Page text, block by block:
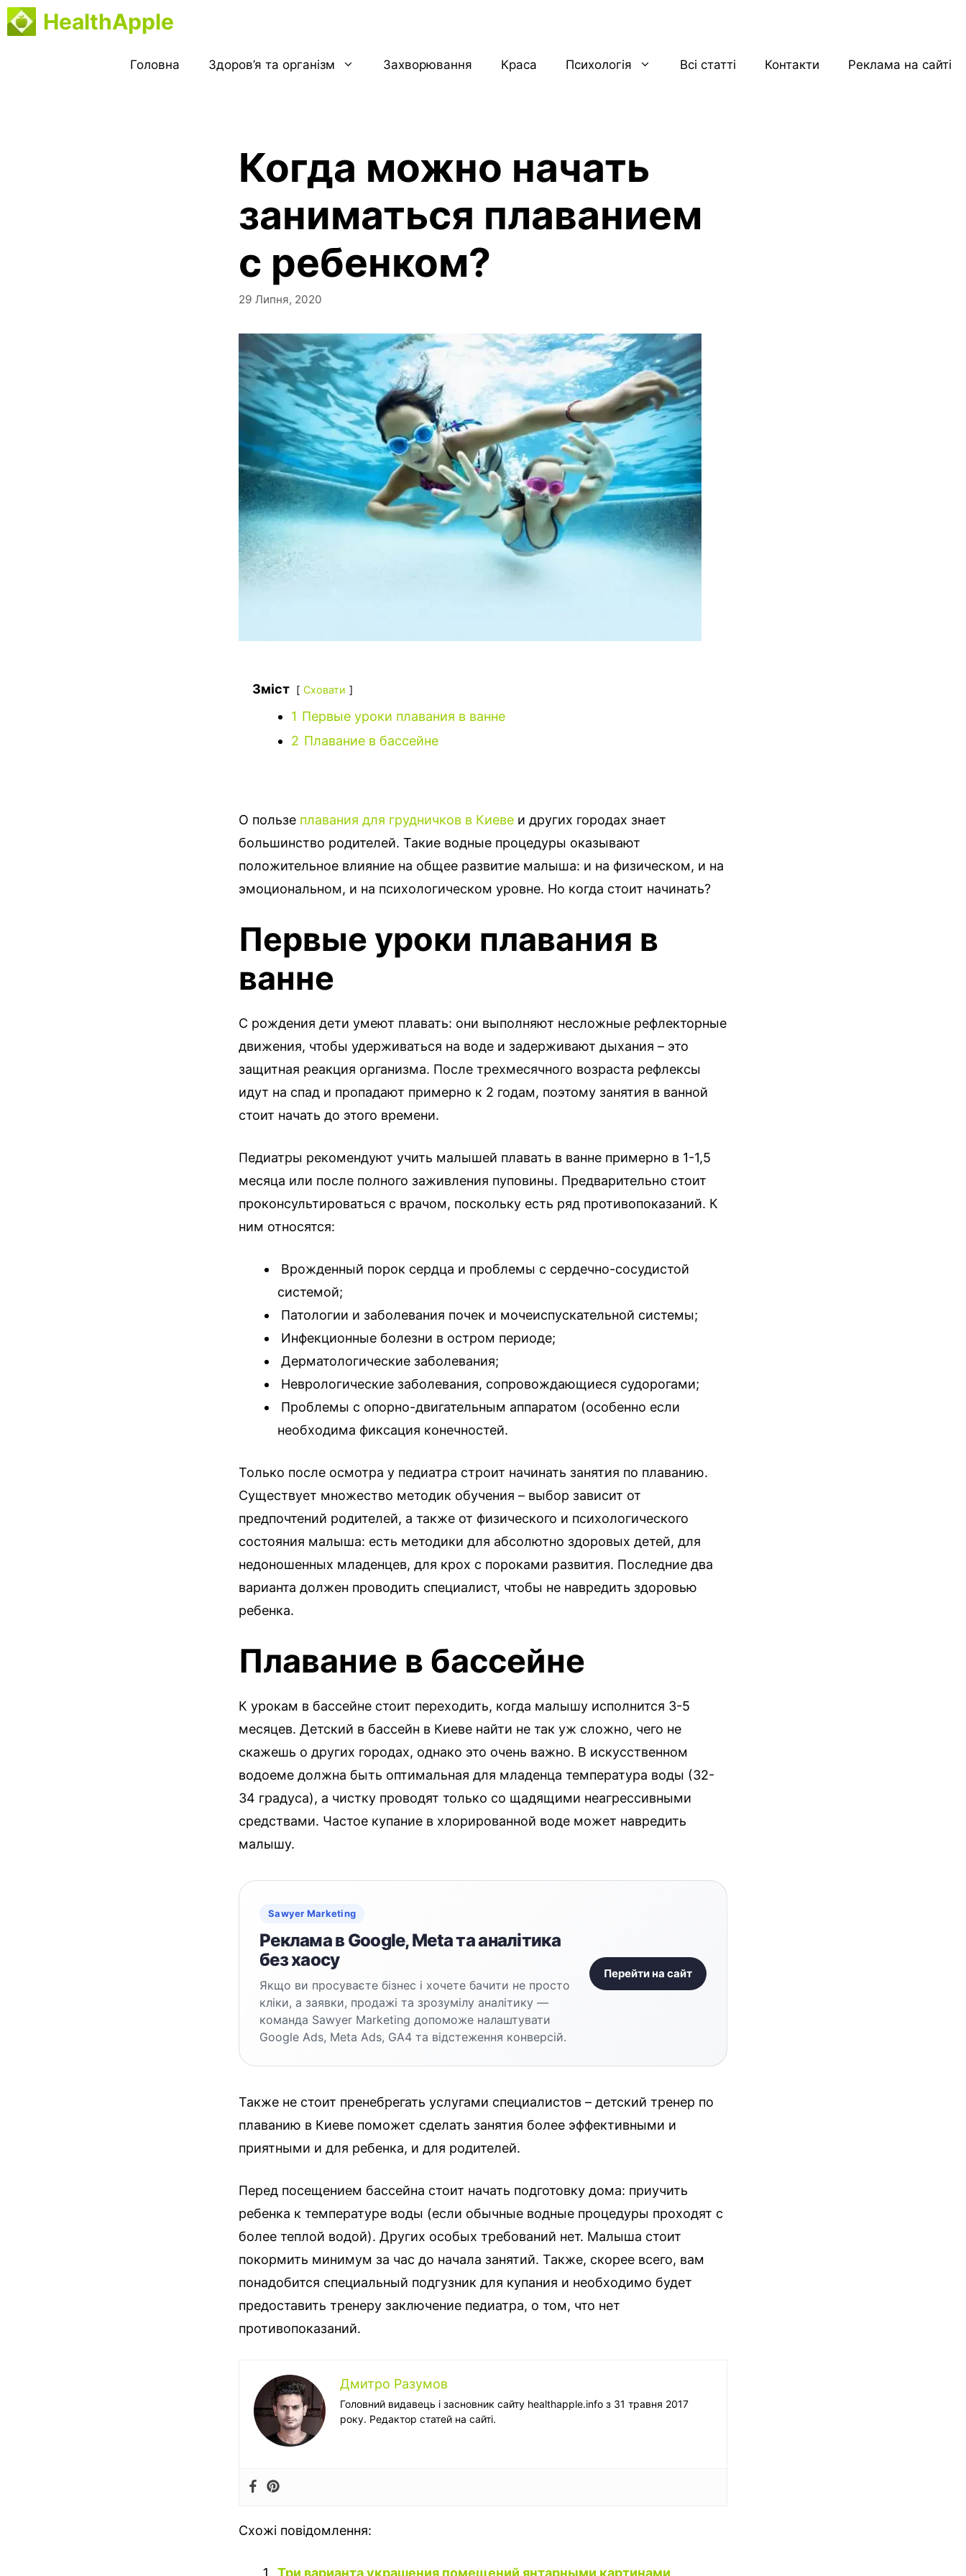
Перейти
до
HealthApple
Головна Здоров’я та організм Захворювання Краса Психологія Всі статті Контакти Реклама на сайті
Когда можно начать
заниматься плаванием
с ребенком?
29 Липня, 2020
Зміст Сховати
1 Первые уроки плавания в ванне
2 Плавание в бассейне
О пользе плавания для грудничков в Киеве и других городах знает
большинство родителей. Такие водные процедуры оказывают
положительное влияние на общее развитие малыша: и на физическом, и на
эмоциональном, и на психологическом уровне. Но когда стоит начинать?
Первые уроки плавания в
ванне
С рождения дети умеют плавать: они выполняют несложные рефлекторные
движения, чтобы удерживаться на воде и задерживают дыхания – это
защитная реакция организма. После трехмесячного возраста рефлексы
идут на спад и пропадают примерно к 2 годам, поэтому занятия в ванной
стоит начать до этого времени.
Педиатры рекомендуют учить малышей плавать в ванне примерно в 1-1,5
месяца или после полного заживления пуповины. Предварительно стоит
проконсультироваться с врачом, поскольку есть ряд противопоказаний. К
ним относятся:
Врожденный порок сердца и проблемы с сердечно-сосудистой
системой;
Патологии и заболевания почек и мочеиспускательной системы;
Инфекционные болезни в остром периоде;
Дерматологические заболевания;
Неврологические заболевания, сопровождающиеся судорогами;
Проблемы с опорно-двигательным аппаратом (особенно если
необходима фиксация конечностей.
Только после осмотра у педиатра строит начинать занятия по плаванию.
Существует множество методик обучения – выбор зависит от
предпочтений родителей, а также от физического и психологического
состояния малыша: есть методики для абсолютно здоровых детей, для
недоношенных младенцев, для крох с пороками развития. Последние два
варианта должен проводить специалист, чтобы не навредить здоровью
ребенка.
Плавание в бассейне
К урокам в бассейне стоит переходить, когда малышу исполнится 3-5
месяцев. Детский в бассейн в Киеве найти не так уж сложно, чего не
скажешь о других городах, однако это очень важно. В искусственном
водоеме должна быть оптимальная для младенца температура воды (32-
34 градуса), а чистку проводят только со щадящими неагрессивными
средствами. Частое купание в хлорированной воде может навредить
малышу.
Sawyer Marketing
Реклама в Google, Meta та аналітика
без хаосу
Якщо ви просуваєте бізнес і хочете бачити не просто
кліки, а заявки, продажі та зрозумілу аналітику —
команда Sawyer Marketing допоможе налаштувати
Google Ads, Meta Ads, GA4 та відстеження конверсій.
Перейти на сайт
Также не стоит пренебрегать услугами специалистов – детский тренер по
плаванию в Киеве поможет сделать занятия более эффективными и
приятными и для ребенка, и для родителей.
Перед посещением бассейна стоит начать подготовку дома: приучить
ребенка к температуре воды (если обычные водные процедуры проходят с
более теплой водой). Других особых требований нет. Малыша стоит
покормить минимум за час до начала занятий. Также, скорее всего, вам
понадобится специальный подгузник для купания и необходимо будет
предоставить тренеру заключение педиатра, о том, что нет
противопоказаний.
Дмитро Разумов
Головний видавець і засновник сайту healthapple.info з 31 травня 2017
року. Редактор статей на сайті.
Схожі повідомлення: